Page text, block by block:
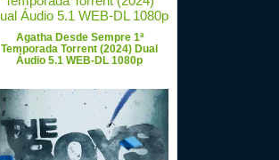
Agatha Desde Sempre 1ª
Temporada Torrent (2024) Dual
Áudio 5.1 WEB-DL 1080p